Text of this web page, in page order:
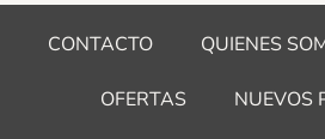
k
CONTACTO QUIENES
OFERTAS NUEVOS